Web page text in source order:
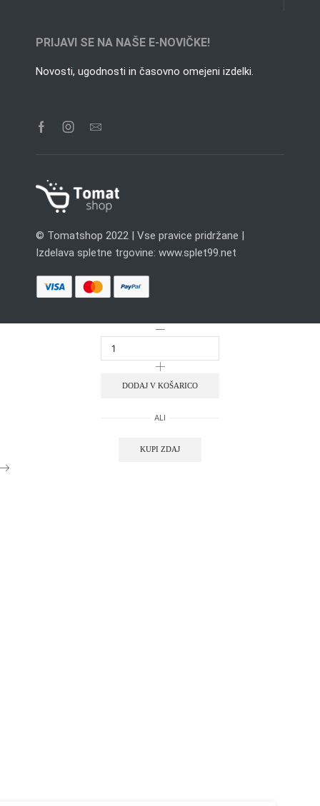
PRIJAVI SE NA NAŠE E-NOVIČKE!
Novosti, ugodnosti in časovno omejeni izdelki.
© Tomatshop 2022 | Vse pravice pridržane |
Izdelava spletne trgovine: www.splet99.net
DODAJ V KOŠARICO
ALI
KUPI ZDAJ